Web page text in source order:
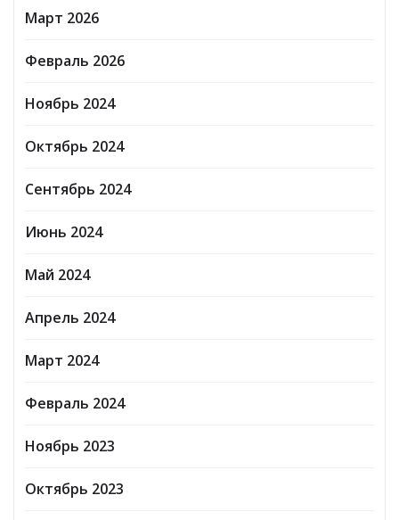
Март 2026
Февраль 2026
Ноябрь 2024
Октябрь 2024
Сентябрь 2024
Июнь 2024
Май 2024
Апрель 2024
Март 2024
Февраль 2024
Ноябрь 2023
Октябрь 2023